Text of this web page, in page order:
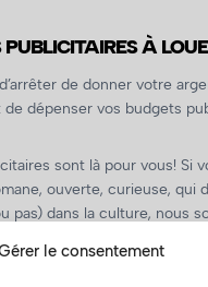
le consentement
PUBLICITAIRES À
de donner votre
dépenser vos budgets
sont là pour vous! Si
ouverte, curieuse, qui
pas) dans la culture, nous